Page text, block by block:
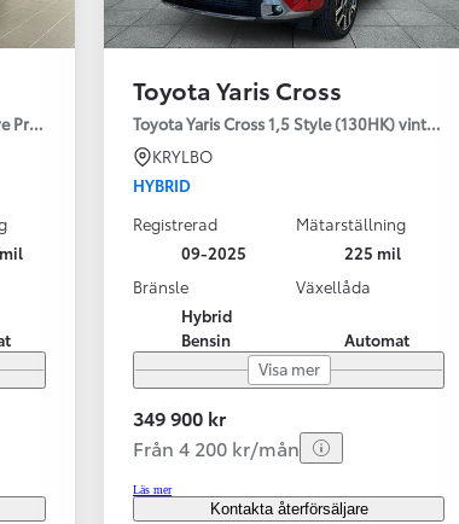
Från 350 900 kr
Från 3 450 kr/mån
Easy Billån
Nya GR GT
The soul lives on
Premium Drag 360-kamera JBL
Toyota Yaris Cross
Toyota Yaris Cross 1,5 Style (130HK) vinterhjul
KRYLBO
HYBRID
Registrerad
09-2025
Mätarställning
225 mil
Bränsle
Hybrid
Bensin
Växellåda
Automat
Visa mer
349 900 kr
Från 4 200 kr/mån
Läs mer
Kontakta återförsäljare